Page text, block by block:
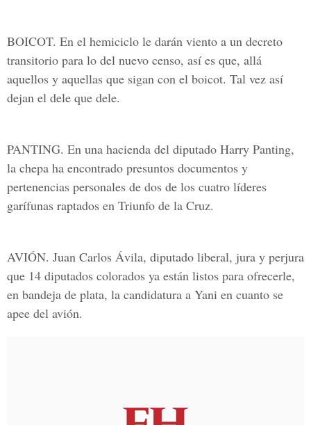
BOICOT. En el hemiciclo le darán viento a un decreto
transitorio para lo del nuevo censo, así es que, allá
aquellos y aquellas que sigan con el boicot. Tal vez así
dejan el dele que dele.
PANTING. En una hacienda del diputado Harry Panting,
la chepa ha encontrado presuntos documentos y
pertenencias personales de dos de los cuatro líderes
garífunas raptados en Triunfo de la Cruz.
AVIÓN. Juan Carlos Ávila, diputado liberal, jura y perjura
que 14 diputados colorados ya están listos para ofrecerle,
en bandeja de plata, la candidatura a Yani en cuanto se
apee del avión.